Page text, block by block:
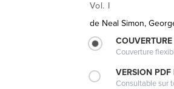
Vol. I
de Neal Simon,
Couverture
VERSION PDF
Consultable sur